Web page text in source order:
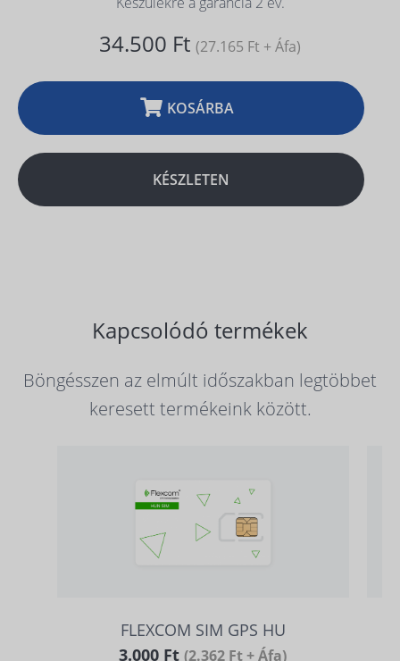
34.500 Ft (27.165 Ft + Áfa)
KOSÁRBA
KÉSZLETEN
Kapcsolódó termékek
Böngésszen az elmúlt időszakban legtöbbet
keresett termékeink között.
FLEXCOM SIM GPS HU
3.000 Ft(2.362 Ft + Áfa)